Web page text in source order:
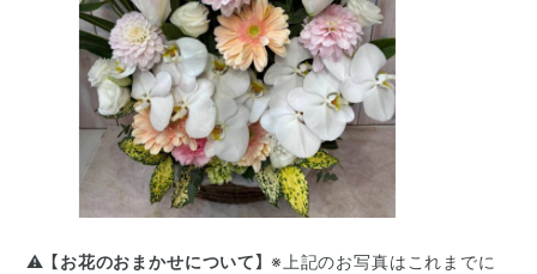
⚠️ 【お花のおまかせについて】 ※上記のお写真はこれまでに